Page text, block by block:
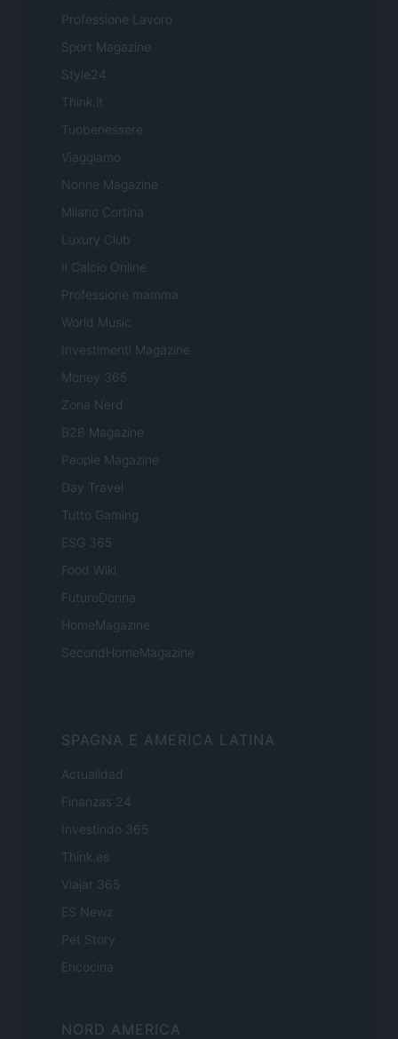
Professione Lavoro
Sport Magazine
Style24
Think.it
Tuobenessere
Viaggiamo
Nonne Magazine
Milano Cortina
Luxury Club
Il Calcio Online
Professione mamma
World Music
Investimenti Magazine
Money 365
Zona Nerd
B2B Magazine
People Magazine
Day Travel
Tutto Gaming
ESG 365
Food Wiki
FuturoDonna
HomeMagazine
SecondHomeMagazine
SPAGNA E AMERICA LATINA
Actualidad
Finanzas 24
Investindo 365
Think.es
Viajar 365
ES Newz
Pet Story
Encocina
NORD AMERICA